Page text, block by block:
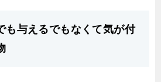
も与えるでもなくて気が付